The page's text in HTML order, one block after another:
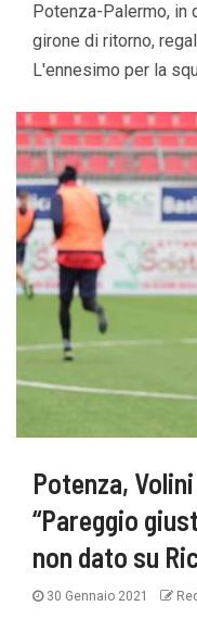
Potenza-Palermo, in
girone di ritorno,
L'ennesimo per la
Potenza,
“Pareggio
non dato su
30 Gennaio 2021